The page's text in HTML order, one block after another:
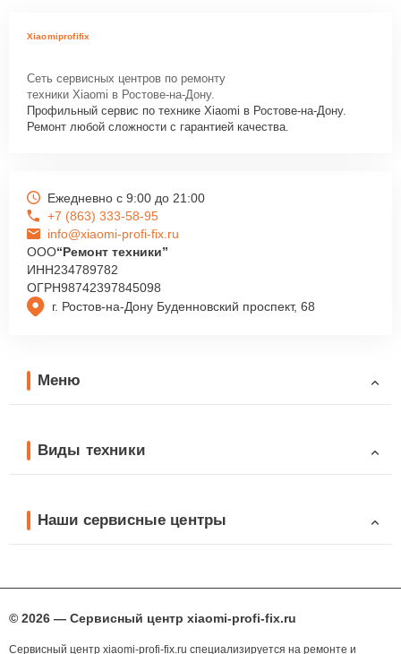
Xiaomiprofifix
Сеть сервисных центров по ремонту
техники Xiaomi в Ростове-на-Дону.
Профильный сервис по технике Xiaomi в Ростове-на-Дону.
Ремонт любой сложности с гарантией качества.
г. Ростов-на-Дону Буденновский проспект, 68
Ежедневно с 9:00 до 21:00
+7 (863) 333-58-95
info@xiaomi-profi-fix.ru
ООО“Ремонт техники”
ИНН234789782
ОГРН98742397845098
Меню
Виды техники
Наши сервисные центры
© 2026 — Сервисный центр xiaomi-profi-fix.ru
Сервисный центр xiaomi-profi-fix.ru специализируется на ремонте и